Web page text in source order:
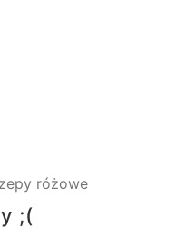
różowe
;(